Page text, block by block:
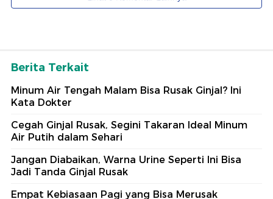
Berita Terkait
Minum Air Tengah Malam Bisa Rusak Ginjal? Ini
Kata Dokter
Cegah Ginjal Rusak, Segini Takaran Ideal Minum
Air Putih dalam Sehari
Jangan Diabaikan, Warna Urine Seperti Ini Bisa
Jadi Tanda Ginjal Rusak
Empat Kebiasaan Pagi yang Bisa Merusak